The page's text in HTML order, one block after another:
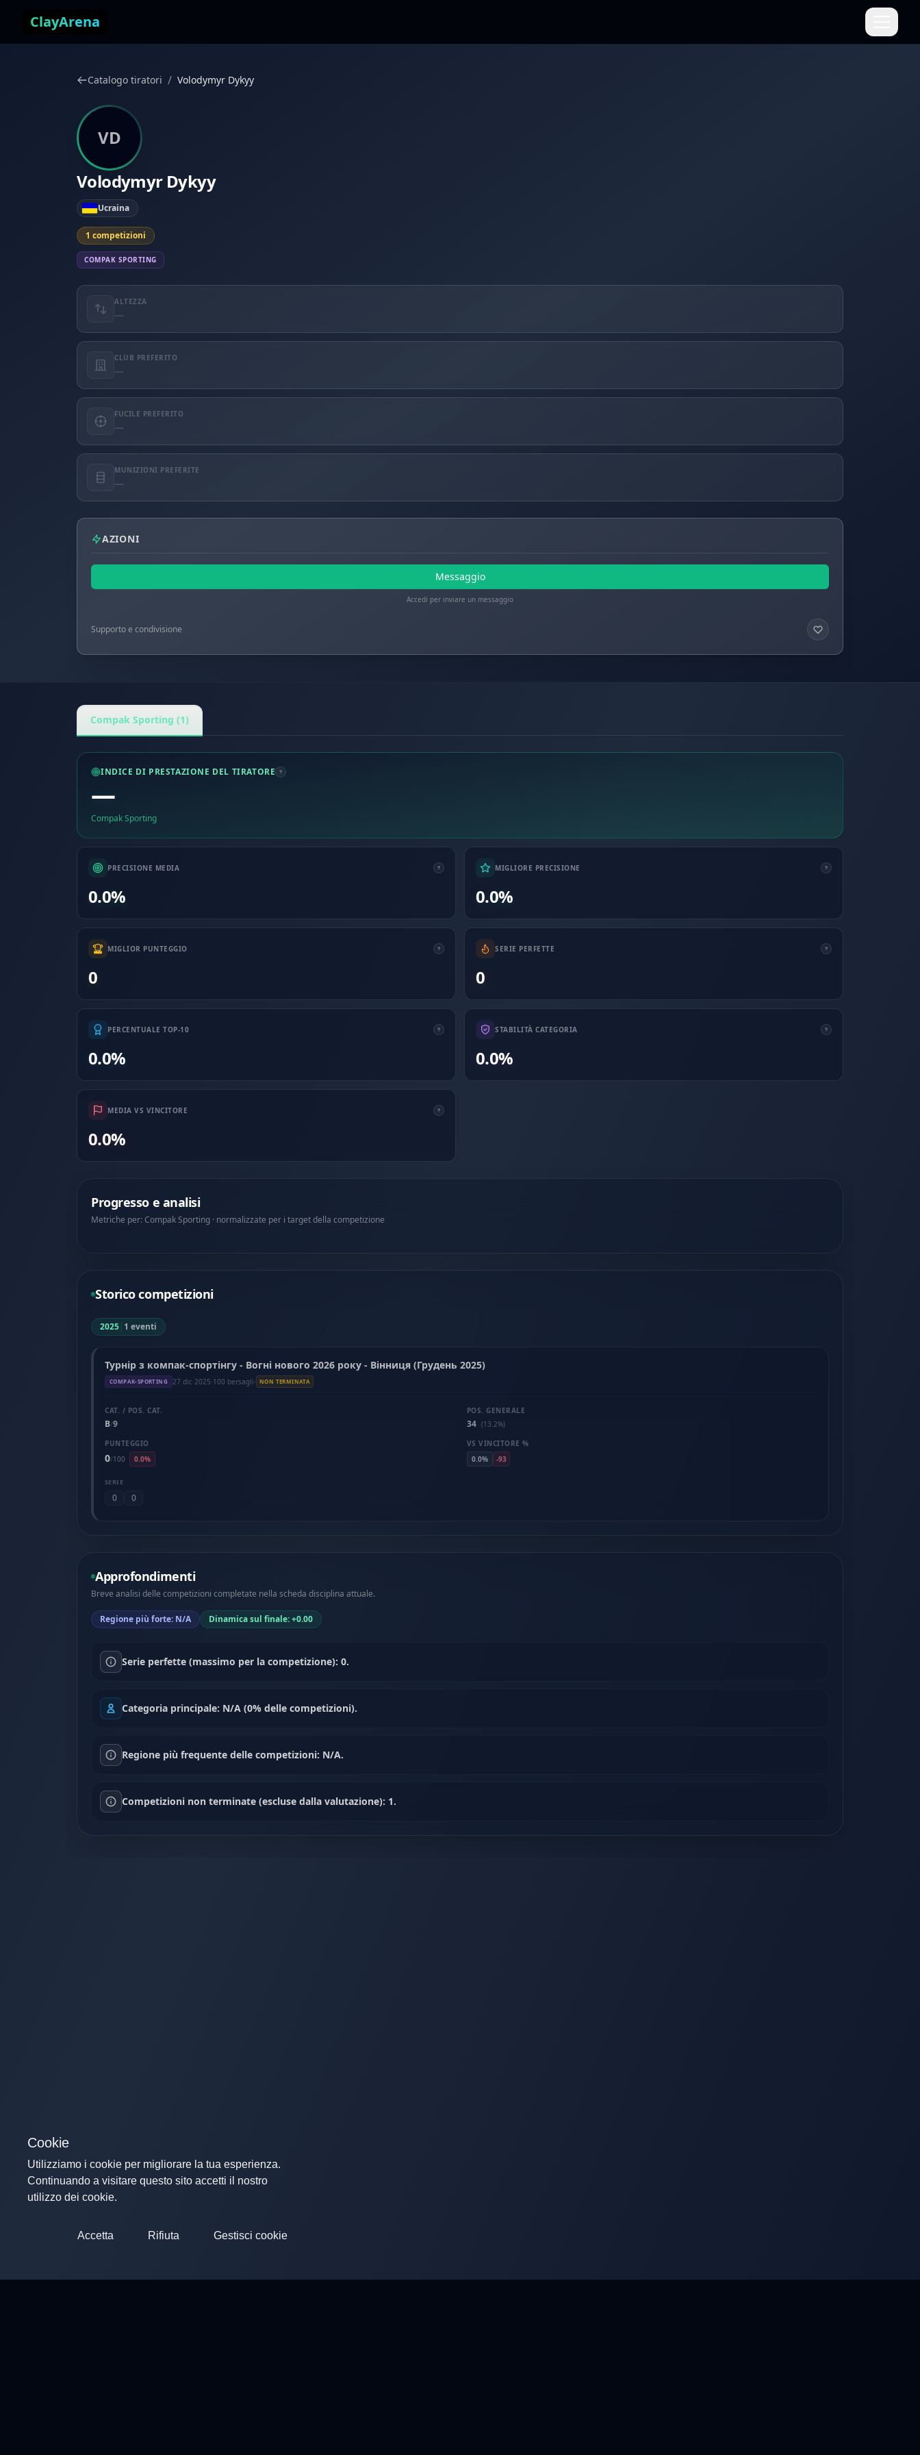
ClayArena
Catalogo tiratori / Volodymyr Dykyy
VD
Volodymyr Dykyy
Ucraina
1 competizioni
COMPAK SPORTING
ALTEZZA
—
CLUB PREFERITO
—
FUCILE PREFERITO
—
MUNIZIONI PREFERITE
—
AZIONI
Messaggio
Accedi per inviare un messaggio
Supporto e condivisione
Compak Sporting (1)
INDICE DI PRESTAZIONE DEL TIRATORE
—
Compak Sporting
PRECISIONE MEDIA
0.0%
MIGLIORE PRECISIONE
0.0%
MIGLIOR PUNTEGGIO
0
SERIE PERFETTE
0
PERCENTUALE TOP-10
0.0%
STABILITÀ CATEGORIA
0.0%
MEDIA VS VINCITORE
0.0%
Progresso e analisi
Metriche per: Compak Sporting · normalizzate per i target della competizione
Storico competizioni
2025| 1 eventi
Турнір з компак-спортінгу - Вогні нового 2026 року - Вінниця (Грудень 2025)
COMPAK-SPORTING 27 dic 2025·100 bersagli· NON TERMINATA
CAT. / POS. CAT.
B/9
POS. GENERALE
34 (13.2%)
PUNTEGGIO
0/100 0.0%
VS VINCITORE %
0.0%
-93
SERIE
0 0
Approfondimenti
Breve analisi delle competizioni completate nella scheda disciplina attuale.
Regione più forte: N/A Dinamica sul finale: +0.00
Serie perfette (massimo per la competizione): 0.
Categoria principale: N/A (0% delle competizioni).
Regione più frequente delle competizioni: N/A.
Competizioni non terminate (escluse dalla valutazione): 1.
Cookie
Utilizziamo i cookie per migliorare la tua esperienza.
Continuando a visitare questo sito accetti il nostro
utilizzo dei cookie.
Accetta Rifiuta Gestisci cookie